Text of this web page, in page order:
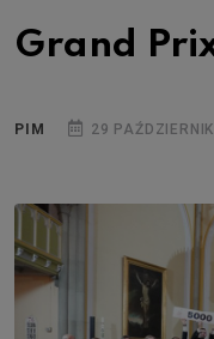
Grand
PIM 29